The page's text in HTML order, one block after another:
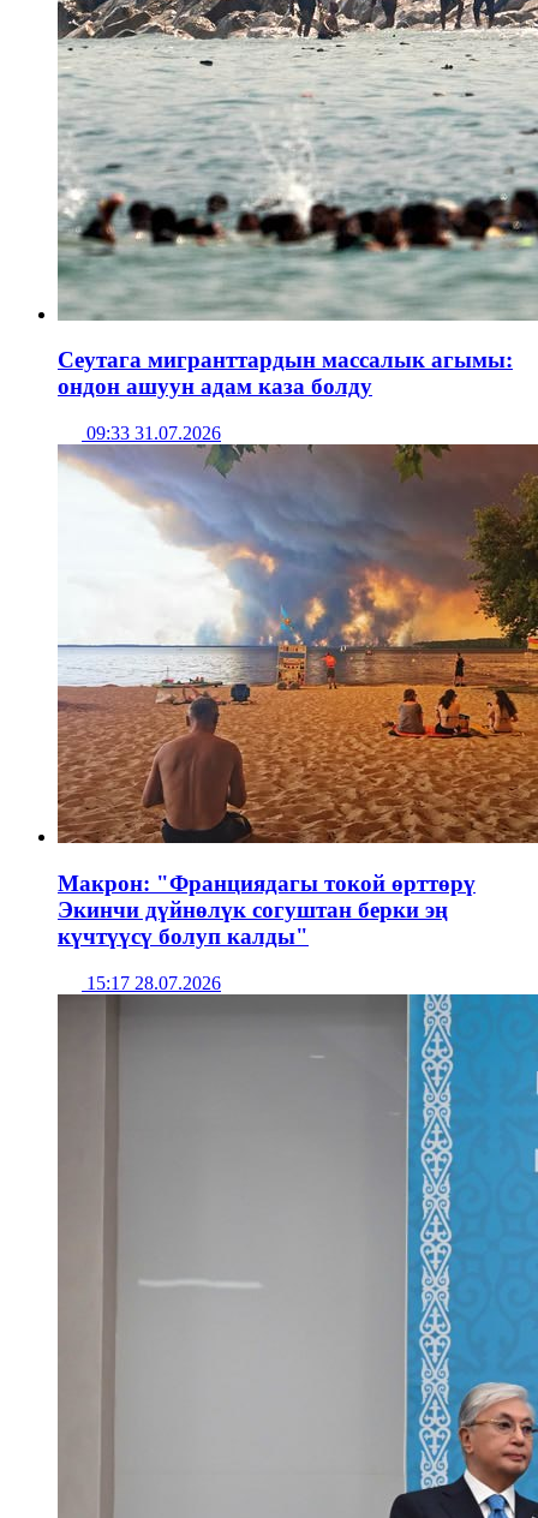
Сеутага мигранттардын массалык агымы:
ондон ашуун адам каза болду
09:33 31.07.2026
Макрон: "Франциядагы токой өрттөрү
Экинчи дүйнөлүк согуштан берки эң
күчтүүсү болуп калды"
15:17 28.07.2026